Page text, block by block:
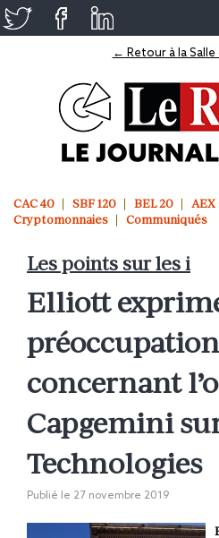
← Retour à la Salle
CAC 40 SBF 120 BEL 20 AEX
Cryptomonnaies
Communiqués
Les points sur les i
Elliott
concernant
Capgemini
Technologies
Publié le 27 novembre 2019